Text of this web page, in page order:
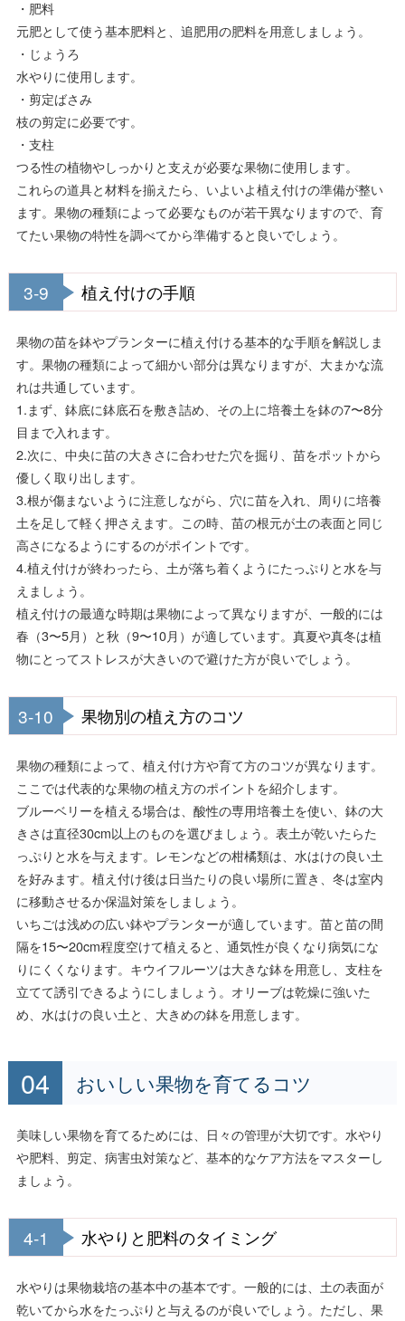
・肥料
元肥として使う基本肥料と、追肥用の肥料を用意しましょう。
・じょうろ
水やりに使用します。
・剪定ばさみ
枝の剪定に必要です。
・支柱
つる性の植物やしっかりと支えが必要な果物に使用します。
これらの道具と材料を揃えたら、いよいよ植え付けの準備が整い
ます。果物の種類によって必要なものが若干異なりますので、育
てたい果物の特性を調べてから準備すると良いでしょう。
3-9 植え付けの手順
果物の苗を鉢やプランターに植え付ける基本的な手順を解説しま
す。果物の種類によって細かい部分は異なりますが、大まかな流
れは共通しています。
1.まず、鉢底に鉢底石を敷き詰め、その上に培養土を鉢の7〜8分
目まで入れます。
2.次に、中央に苗の大きさに合わせた穴を掘り、苗をポットから
優しく取り出します。
3.根が傷まないように注意しながら、穴に苗を入れ、周りに培養
土を足して軽く押さえます。この時、苗の根元が土の表面と同じ
高さになるようにするのがポイントです。
4.植え付けが終わったら、土が落ち着くようにたっぷりと水を与
えましょう。
植え付けの最適な時期は果物によって異なりますが、一般的には
春（3〜5月）と秋（9〜10月）が適しています。真夏や真冬は植
物にとってストレスが大きいので避けた方が良いでしょう。
3-10 果物別の植え方のコツ
果物の種類によって、植え付け方や育て方のコツが異なります。
ここでは代表的な果物の植え方のポイントを紹介します。
ブルーベリーを植える場合は、酸性の専用培養土を使い、鉢の大
きさは直径30cm以上のものを選びましょう。表土が乾いたらた
っぷりと水を与えます。レモンなどの柑橘類は、水はけの良い土
を好みます。植え付け後は日当たりの良い場所に置き、冬は室内
に移動させるか保温対策をしましょう。
いちごは浅めの広い鉢やプランターが適しています。苗と苗の間
隔を15〜20cm程度空けて植えると、通気性が良くなり病気にな
りにくくなります。キウイフルーツは大きな鉢を用意し、支柱を
立てて誘引できるようにしましょう。オリーブは乾燥に強いた
め、水はけの良い土と、大きめの鉢を用意します。
おいしい果物を育てるコツ
美味しい果物を育てるためには、日々の管理が大切です。水やり
や肥料、剪定、病害虫対策など、基本的なケア方法をマスターし
ましょう。
4-1 水やりと肥料のタイミング
水やりは果物栽培の基本中の基本です。一般的には、土の表面が
乾いてから水をたっぷりと与えるのが良いでしょう。ただし、果